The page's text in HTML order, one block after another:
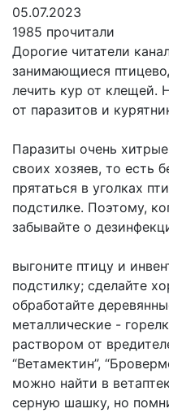
05.07.2023
1985 прочитали
Дорогие читатели
занимающиеся
лечить кур от клещей.
от паразитов и
Паразиты очень
своих хозяев, то есть
прятаться в уголках
подстилке. Поэтому,
забывайте о
выгоните птицу и
подстилку; сделайте
обработайте
металлические -
раствором от
“Ветамектин”,
можно найти в
серную шашку, но